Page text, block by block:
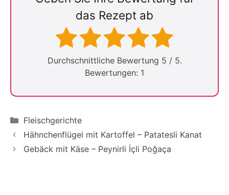
das Rezept ab
Durchschnittliche Bewertung 5 / 5.
Bewertungen: 1
Kategorien
Fleischgerichte
Hähnchenflügel mit Kartoffel – Patatesli Kanat
Gebäck mit Käse – Peynirli İçli Poğaça